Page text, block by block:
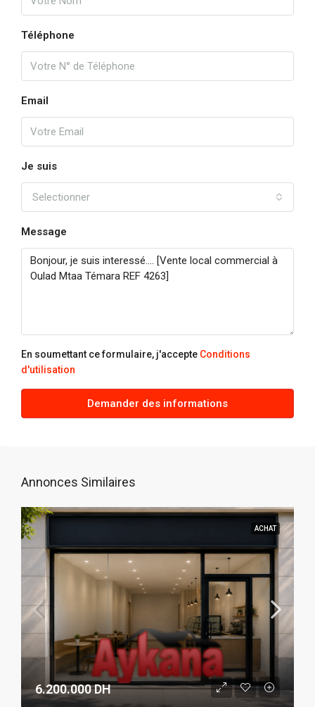
Téléphone
Email
Je suis
Selectionner
Message
En soumettant ce formulaire, j'accepte Conditions
d'utilisation
Demander des informations
Annonces Similaires
ACHAT
6.200.000 DH